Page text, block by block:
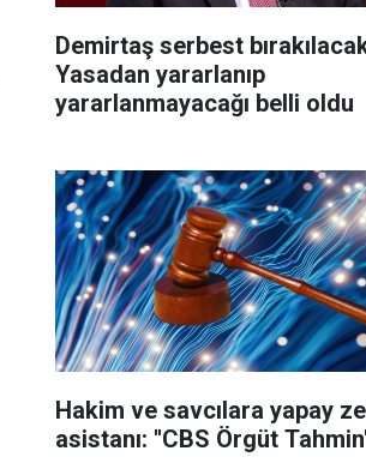
Demirtaş serbest
Yasadan yararlanıp
yararlanmayacağı belli oldu
Hakim ve savcılara yapay
asistanı: ''CBS Örgüt